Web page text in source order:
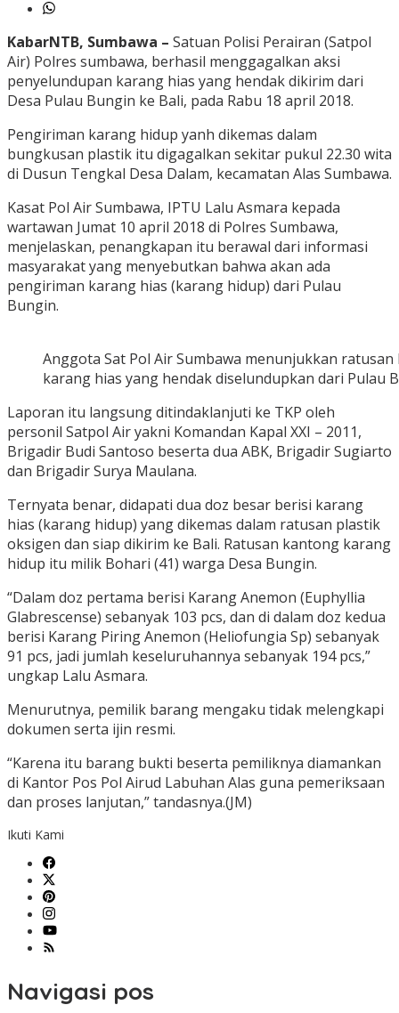
KabarNTB, Sumbawa – Satuan Polisi Perairan (Satpol
Air) Polres sumbawa, berhasil menggagalkan aksi
penyelundupan karang hias yang hendak dikirim dari
Desa Pulau Bungin ke Bali, pada Rabu 18 april 2018.
Pengiriman karang hidup yanh dikemas dalam
bungkusan plastik itu digagalkan sekitar pukul 22.30 wita
di Dusun Tengkal Desa Dalam, kecamatan Alas Sumbawa.
Kasat Pol Air Sumbawa, IPTU Lalu Asmara kepada
wartawan Jumat 10 april 2018 di Polres Sumbawa,
menjelaskan, penangkapan itu berawal dari informasi
masyarakat yang menyebutkan bahwa akan ada
pengiriman karang hias (karang hidup) dari Pulau
Bungin.
Anggota Sat Pol Air Sumbawa menunjukkan
karang hias yang hendak diselundupkan dari Pulau
Laporan itu langsung ditindaklanjuti ke TKP oleh
personil Satpol Air yakni Komandan Kapal XXI – 2011,
Brigadir Budi Santoso beserta dua ABK, Brigadir Sugiarto
dan Brigadir Surya Maulana.
Ternyata benar, didapati dua doz besar berisi karang
hias (karang hidup) yang dikemas dalam ratusan plastik
oksigen dan siap dikirim ke Bali. Ratusan kantong karang
hidup itu milik Bohari (41) warga Desa Bungin.
“Dalam doz pertama berisi Karang Anemon (Euphyllia
Glabrescense) sebanyak 103 pcs, dan di dalam doz kedua
berisi Karang Piring Anemon (Heliofungia Sp) sebanyak
91 pcs, jadi jumlah keseluruhannya sebanyak 194 pcs,”
ungkap Lalu Asmara.
Menurutnya, pemilik barang mengaku tidak melengkapi
dokumen serta ijin resmi.
“Karena itu barang bukti beserta pemiliknya diamankan
di Kantor Pos Pol Airud Labuhan Alas guna pemeriksaan
dan proses lanjutan,” tandasnya.(JM)
Ikuti Kami
Navigasi pos